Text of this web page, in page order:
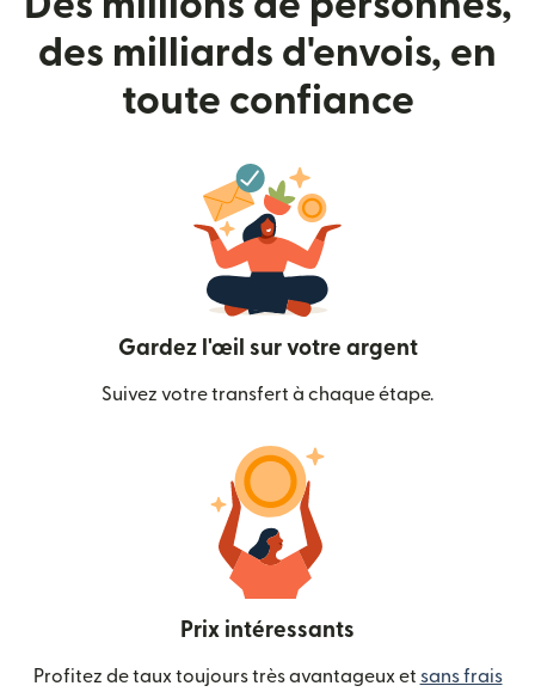
des milliards d'envois, en
toute confiance
Gardez l'œil sur votre argent
Suivez votre transfert à chaque étape.
Prix intéressants
Profitez de taux toujours très avantageux et sans frais